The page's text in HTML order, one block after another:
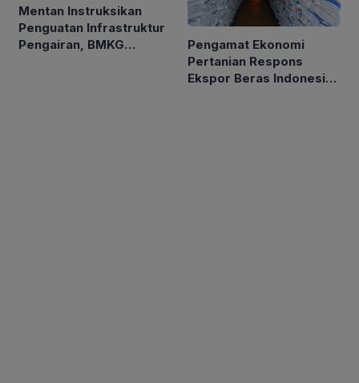
Mentan Instruksikan
Penguatan Infrastruktur
Pengairan, BMKG
Pengamat Ekonomi
Pertanian Respons
Ekspor Beras Indonesia